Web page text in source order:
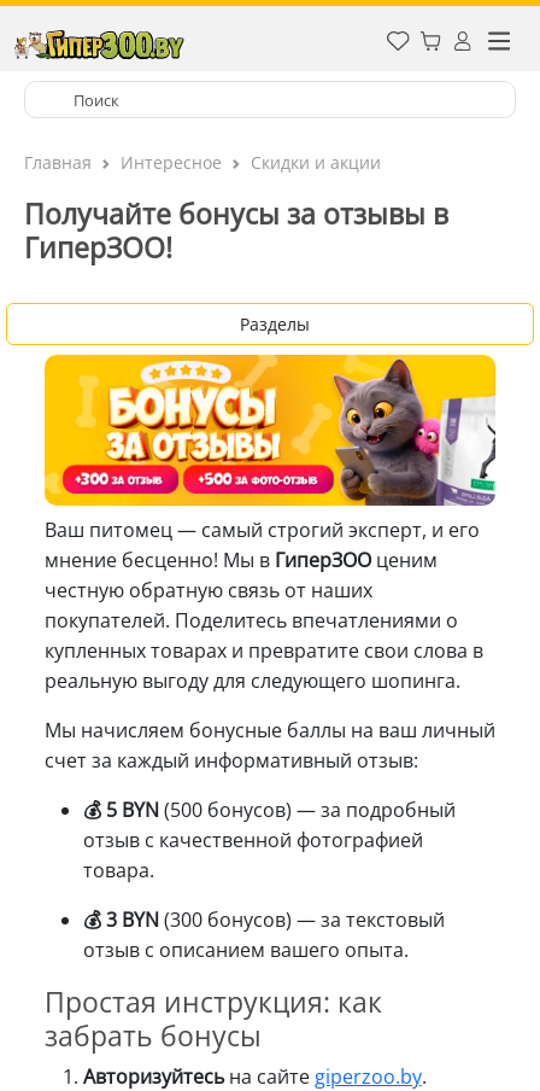
Главная Интересное Скидки и акции
Получайте бонусы за отзывы в
ГиперЗОО!
Разделы
Ваш питомец — самый строгий эксперт, и его
мнение бесценно! Мы в ГиперЗООценим
честную обратную связь от наших
покупателей. Поделитесь впечатлениями о
купленных товарах и превратите свои слова в
реальную выгоду для следующего шопинга.
Мы начисляем бонусные баллы на ваш личный
счет за каждый информативный отзыв:
💰 5 BYN(500 бонусов) — за подробный
отзыв с качественной фотографией
товара.
💰 3 BYN(300 бонусов) — за текстовый
отзыв с описанием вашего опыта.
Простая инструкция: как
забрать бонусы
Авторизуйтесьна сайте giperzoo.by.